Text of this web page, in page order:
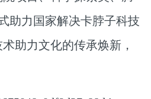
助力国家解决卡脖子科技
助力文化的传承焕新，